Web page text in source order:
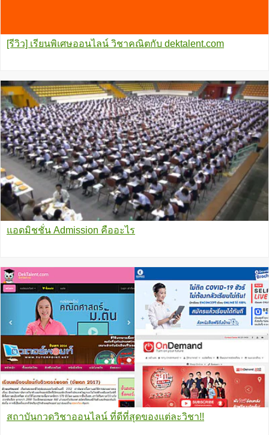
[รีวิว] เรียนพิเศษออนไลน์ วิชาคณิตกับ dektalent.com
แอดมิชชั่น Admission คืออะไร
สถาบันกวดวิชาออนไลน์ ที่ดีที่สุดของแต่ละวิชา!!